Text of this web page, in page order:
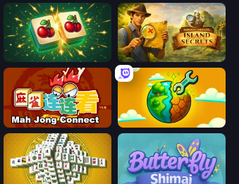
Mahjong Puzzle: Tile Match Hidden Objects: Island Secrets
Mahjong Connect (Legacy) Land Explorers: Merge & Build